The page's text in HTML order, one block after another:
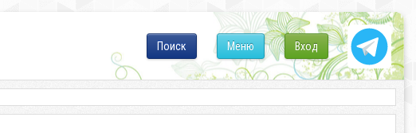
Вход
Меню
Поиск